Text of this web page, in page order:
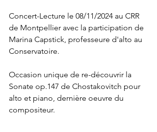
Concert-Lecture le 08/11/2024 au CRR
de Montpellier avec la participation de
Marina Capstick, professeure d'alto au
Conservatoire.
Occasion unique de re-découvrir la
Sonate op.147 de Chostakovitch pour
alto et piano, dernière oeuvre du
compositeur.